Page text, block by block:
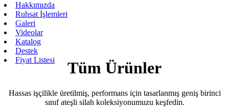
Hakkımızda
Ruhsat İşlemleri
Galeri
Videolar
Katalog
Destek
Fiyat Listesi
Tüm Ürünler
Hassas işçilikle üretilmiş, performans için tasarlanmış geniş birinci
sınıf ateşli silah koleksiyonumuzu keşfedin.